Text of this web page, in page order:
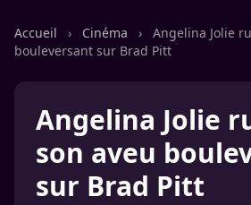
Accueil › Cinéma ›
Angelina Jolie
bouleversant sur Brad Pitt
Angelina Jolie
son aveu
sur Brad Pitt